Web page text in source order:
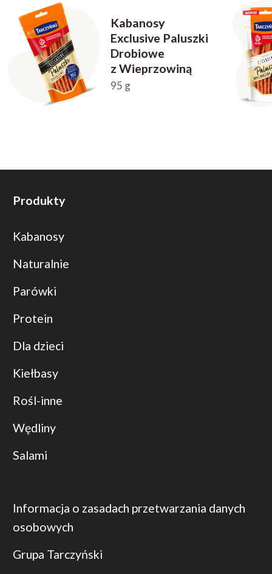
Kabanosy
Exclusive Paluszki
Drobiowe
z Wieprzowiną
95 g
Produkty
Kabanosy
Naturalnie
Parówki
Protein
Dla dzieci
Kiełbasy
Rośl-inne
Wędliny
Salami
Informacja o zasadach przetwarzania danych
osobowych
Grupa Tarczyński